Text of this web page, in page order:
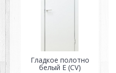
Гладкое полотно
белый E (CV)